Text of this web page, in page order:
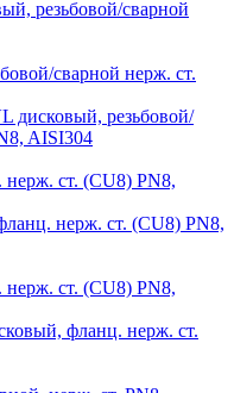
резьбовой/сварной
дисковый, резьбовой/
AISI304
нерж. ст. (CU8) PN8,
фланц. нерж. ст.